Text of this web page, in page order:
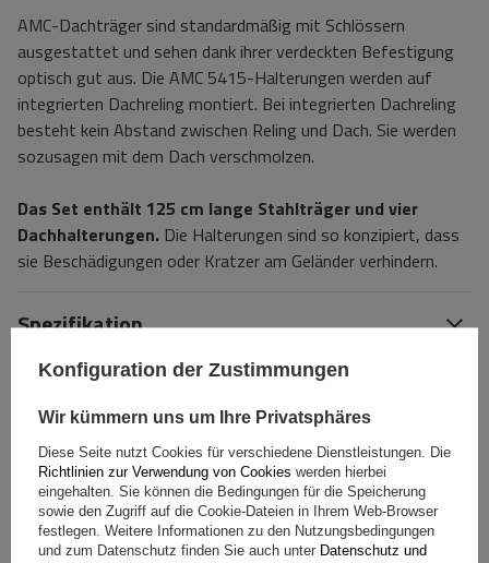
AMC-Dachträger sind standardmäßig mit Schlössern
ausgestattet und sehen dank ihrer verdeckten Befestigung
optisch gut aus. Die AMC 5415-Halterungen werden auf
integrierten Dachreling montiert. Bei integrierten Dachreling
besteht kein Abstand zwischen Reling und Dach. Sie werden
sozusagen mit dem Dach verschmolzen.
Das Set enthält 125 cm lange Stahlträger und vier
Dachhalterungen. Die Halterungen sind so konzipiert, dass
sie Beschädigungen oder Kratzer am Geländer verhindern.
Spezifikation
Das Produkt passt zu Autos
Lieferung
Stelle eine Frage
Konfiguration der Zustimmungen
Wir kümmern uns um Ihre Privatsphäres
Diese Seite nutzt Cookies für verschiedene Dienstleistungen. Die
Richtlinien zur Verwendung von Cookies werden hierbei
eingehalten. Sie können die Bedingungen für die Speicherung
sowie den Zugriff auf die Cookie-Dateien in Ihrem Web-Browser
festlegen. Weitere Informationen zu den Nutzungsbedingungen
und zum Datenschutz finden Sie auch unter Datenschutz und